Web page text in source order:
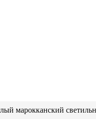
марокканский